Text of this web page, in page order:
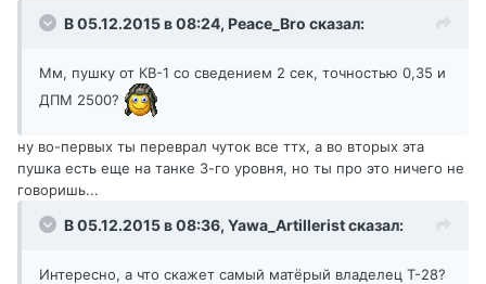
В 05.12.2015 в 08:24, Peace_Bro сказал:
Мм, пушку от КВ-1 со сведением 2 сек, точностью 0,35 и
ДПМ 2500?
ну во-первых ты переврал чуток все ттх, а во вторых эта
пушка есть еще на танке 3-го уровня, но ты про это ничего не
говоришь...
В 05.12.2015 в 08:36, Yawa_Artilleristсказал:
Интересно, а что скажет самый матёрый владелец Т-28?